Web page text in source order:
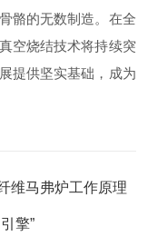
骼的无数制造。在全
空烧结技术将持续突
提供坚实基础，成为
维马弗炉工作原理
擎”